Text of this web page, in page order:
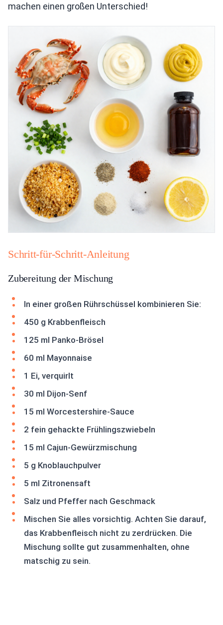
machen einen großen Unterschied!
Schritt-für-Schritt-Anleitung
Zubereitung der Mischung
In einer großen Rührschüssel kombinieren Sie:
450 g Krabbenfleisch
125 ml Panko-Brösel
60 ml Mayonnaise
1 Ei, verquirlt
30 ml Dijon-Senf
15 ml Worcestershire-Sauce
2 fein gehackte Frühlingszwiebeln
15 ml Cajun-Gewürzmischung
5 g Knoblauchpulver
5 ml Zitronensaft
Salz und Pfeffer nach Geschmack
Mischen Sie alles vorsichtig. Achten Sie darauf,
das Krabbenfleisch nicht zu zerdrücken. Die
Mischung sollte gut zusammenhalten, ohne
matschig zu sein.